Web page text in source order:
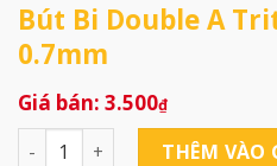
Bút Bi Double A
0.7mm
3.500₫
Bút Bi Double A Tritouch
THÊM VÀO